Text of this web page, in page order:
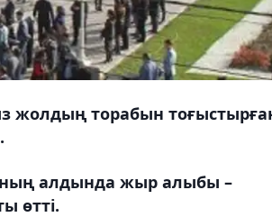
жолдың торабын
алдында жыр алыбы –
өтті.